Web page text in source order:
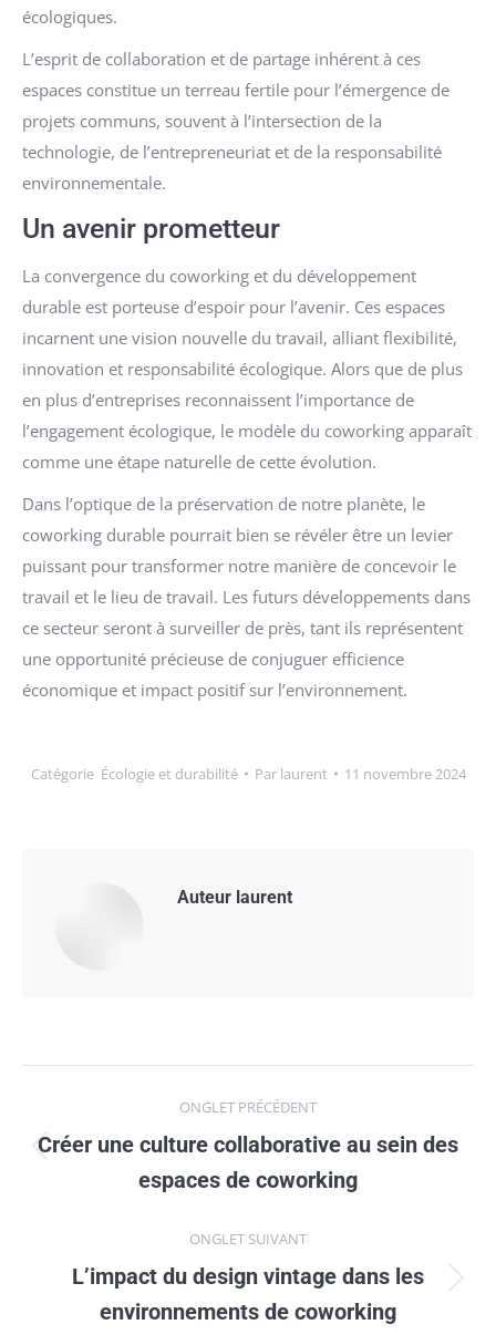
écologiques.
L’esprit de collaboration et de partage inhérent à ces
espaces constitue un terreau fertile pour l’émergence de
projets communs, souvent à l’intersection de la
technologie, de l’entrepreneuriat et de la responsabilité
environnementale.
Un avenir prometteur
La convergence du coworking et du développement
durable est porteuse d’espoir pour l’avenir. Ces espaces
incarnent une vision nouvelle du travail, alliant flexibilité,
innovation et responsabilité écologique. Alors que de plus
en plus d’entreprises reconnaissent l’importance de
l’engagement écologique, le modèle du coworking apparaît
comme une étape naturelle de cette évolution.
Dans l’optique de la préservation de notre planète, le
coworking durable pourrait bien se révéler être un levier
puissant pour transformer notre manière de concevoir le
travail et le lieu de travail. Les futurs développements dans
ce secteur seront à surveiller de près, tant ils représentent
une opportunité précieuse de conjuguer efficience
économique et impact positif sur l’environnement.
Catégorie Écologie et durabilité Par laurent 11 novembre 2024
Auteur laurent
de
commentaire
ONGLET PRÉCÉDENT
Onglet
précédent
Créer une culture collaborative au sein des
espaces de coworking
ONGLET SUIVANT
Onglet
suivant
L’impact du design vintage dans les
environnements de coworking